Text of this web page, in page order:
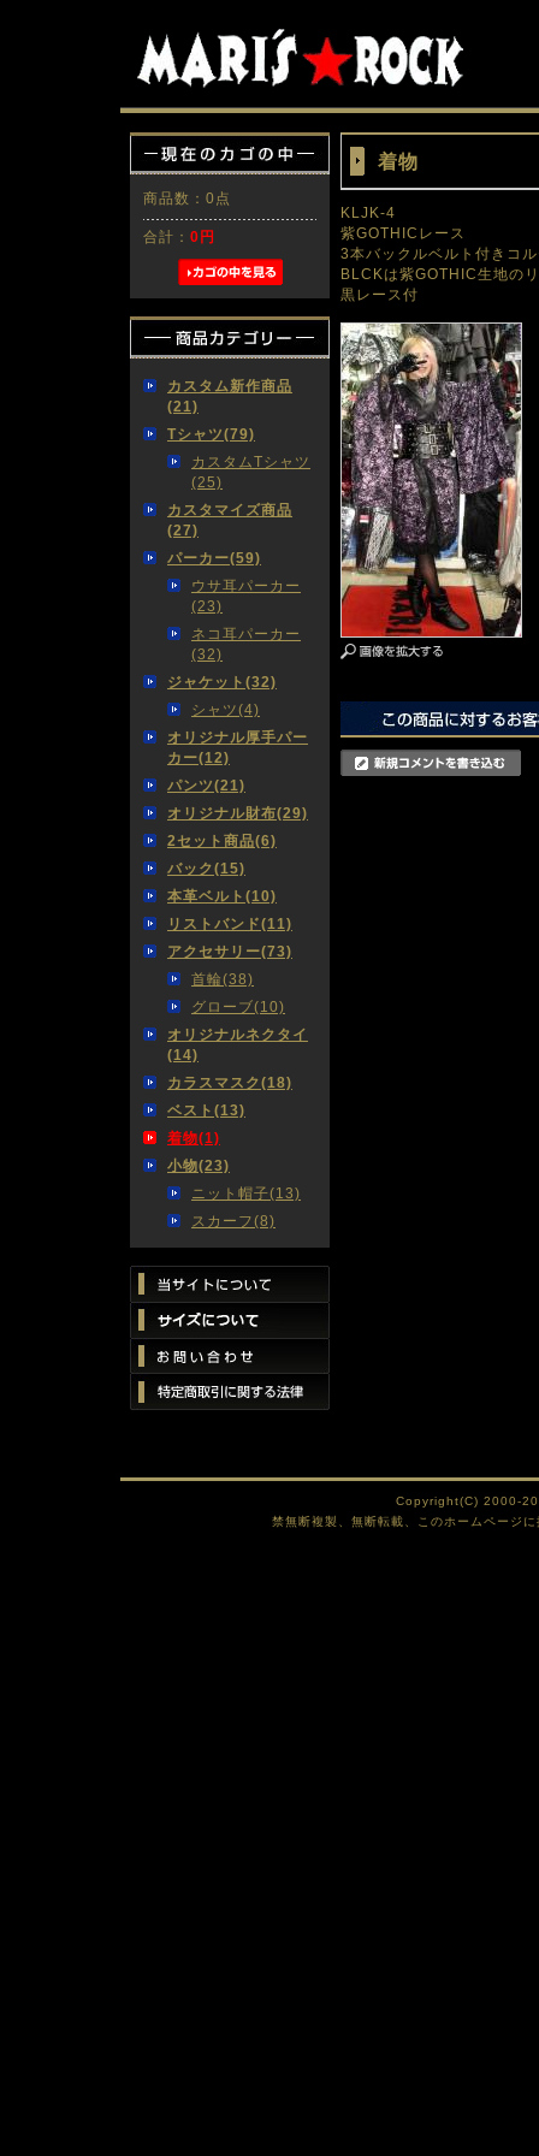
商品数：0点
合計： 0円
カスタム新作商品
(21)
Tシャツ(79)
カスタムTシャツ
(25)
カスタマイズ商品
(27)
パーカー(59)
ウサ耳パーカー
(23)
ネコ耳パーカー
(32)
ジャケット(32)
シャツ(4)
オリジナル厚手パー
カー(12)
パンツ(21)
オリジナル財布(29)
2セット商品(6)
バック(15)
本革ベルト(10)
リストバンド(11)
アクセサリー(73)
首輪(38)
グローブ(10)
オリジナルネクタイ
(14)
カラスマスク(18)
ベスト(13)
着物(1)
小物(23)
ニット帽子(13)
スカーフ(8)
着物
KLJK-4
紫GOTHICレース
3本バックルベルト付きコ
BLCKは紫GOTHIC生地の
黒レース付
Copyright(C) 2000-
禁無断複製、無断転載、このホームページ